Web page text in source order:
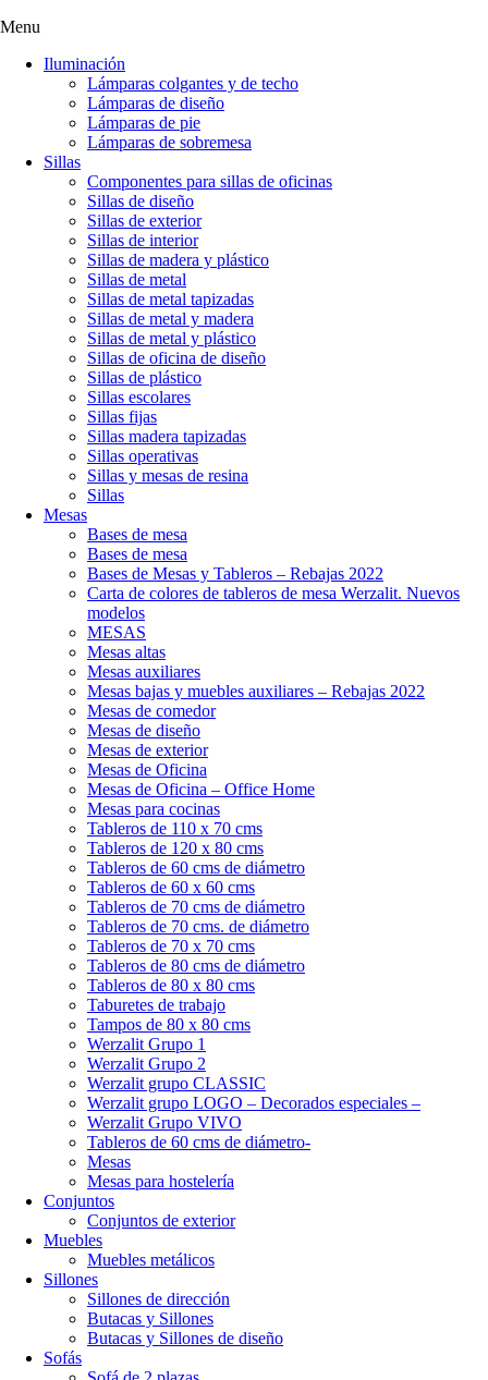
Menu
Iluminación
Lámparas colgantes y de techo
Lámparas de diseño
Lámparas de pie
Lámparas de sobremesa
Sillas
Componentes para sillas de oficinas
Sillas de diseño
Sillas de exterior
Sillas de interior
Sillas de madera y plástico
Sillas de metal
Sillas de metal tapizadas
Sillas de metal y madera
Sillas de metal y plástico
Sillas de oficina de diseño
Sillas de plástico
Sillas escolares
Sillas fijas
Sillas madera tapizadas
Sillas operativas
Sillas y mesas de resina
Sillas
Mesas
Bases de mesa
Bases de mesa
Bases de Mesas y Tableros – Rebajas 2022
Carta de colores de tableros de mesa Werzalit. Nuevos
modelos
MESAS
Mesas altas
Mesas auxiliares
Mesas bajas y muebles auxiliares – Rebajas 2022
Mesas de comedor
Mesas de diseño
Mesas de exterior
Mesas de Oficina
Mesas de Oficina – Office Home
Mesas para cocinas
Tableros de 110 x 70 cms
Tableros de 120 x 80 cms
Tableros de 60 cms de diámetro
Tableros de 60 x 60 cms
Tableros de 70 cms de diámetro
Tableros de 70 cms. de diámetro
Tableros de 70 x 70 cms
Tableros de 80 cms de diámetro
Tableros de 80 x 80 cms
Taburetes de trabajo
Tampos de 80 x 80 cms
Werzalit Grupo 1
Werzalit Grupo 2
Werzalit grupo CLASSIC
Werzalit grupo LOGO – Decorados especiales –
Werzalit Grupo VIVO
Tableros de 60 cms de diámetro-
Mesas
Mesas para hostelería
Conjuntos
Conjuntos de exterior
Muebles
Muebles metálicos
Sillones
Sillones de dirección
Butacas y Sillones
Butacas y Sillones de diseño
Sofás